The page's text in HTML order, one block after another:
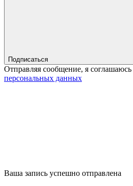
Подписаться
Отправляя сообщение, я соглашаюсь
персональных данных
Ваша запись успешно отправлена